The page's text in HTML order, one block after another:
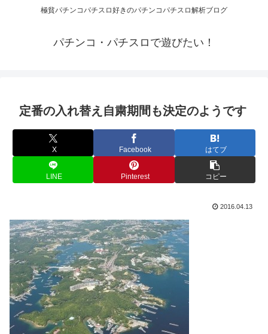
極貧パチンコパチスロ好きのパチンコパチスロ解析ブログ
パチンコ・パチスロで遊びたい！
定番の入れ替え自粛期間も決定のようです
X Facebook はてブ
LINE Pinterest コピー
2016.04.13